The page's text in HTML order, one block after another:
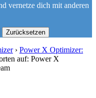
vernetze dich mit anderen
Zurücksetzen
› Power X Optimizer:
auf: Power X